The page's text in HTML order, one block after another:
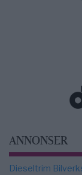
ANNONSER
Dieseltrim